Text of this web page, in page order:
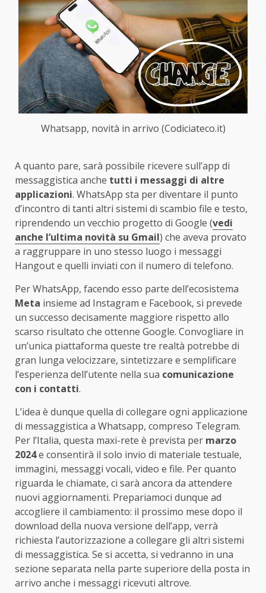
Whatsapp, novità in arrivo (Codiciateco.it)
A quanto pare, sarà possibile ricevere sull’app di
messaggistica anche tutti i messaggi di altre
applicazioni. WhatsApp sta per diventare il punto
d’incontro di tanti altri sistemi di scambio file e testo,
riprendendo un vecchio progetto di Google (vedi
anche l’ultima novità su Gmail) che aveva provato
a raggruppare in uno stesso luogo i messaggi
Hangout e quelli inviati con il numero di telefono.
Per WhatsApp, facendo esso parte dell’ecosistema
Meta insieme ad Instagram e Facebook, si prevede
un successo decisamente maggiore rispetto allo
scarso risultato che ottenne Google. Convogliare in
un’unica piattaforma queste tre realtà potrebbe di
gran lunga velocizzare, sintetizzare e semplificare
l’esperienza dell’utente nella sua comunicazione
con i contatti.
L’idea è dunque quella di collegare ogni applicazione
di messaggistica a Whatsapp, compreso Telegram.
Per l’Italia, questa maxi-rete è prevista per marzo
2024e consentirà il solo invio di materiale testuale,
immagini, messaggi vocali, video e file. Per quanto
riguarda le chiamate, ci sarà ancora da attendere
nuovi aggiornamenti. Prepariamoci dunque ad
accogliere il cambiamento: il prossimo mese dopo il
download della nuova versione dell’app, verrà
richiesta l’autorizzazione a collegare gli altri sistemi
di messaggistica. Se si accetta, si vedranno in una
sezione separata nella parte superiore della posta in
arrivo anche i messaggi ricevuti altrove.